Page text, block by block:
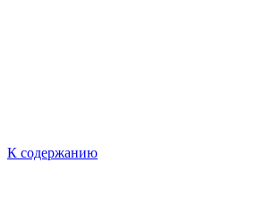
К содержанию